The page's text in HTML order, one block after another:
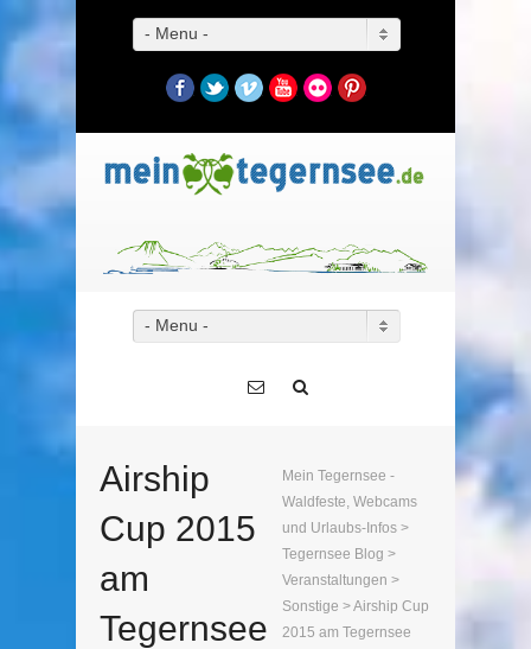
- Menu -
Facebook
TwitterVimeoYouTube
FlickrPinterest
- Menu -
Airship
Cup 2015
am
Tegernsee
Mein Tegernsee -
Waldfeste, Webcams
und Urlaubs-Infos >
Tegernsee Blog >
Veranstaltungen >
Sonstige > Airship Cup
2015 am Tegernsee